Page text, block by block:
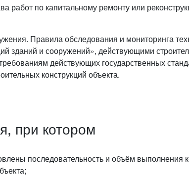
работ по капитальному ремонту или
Правила обследования и мониторинга
зданий и сооружений», действующими
действующих государственных
конструкций объекта.
при котором
последовательность и объём выполнения